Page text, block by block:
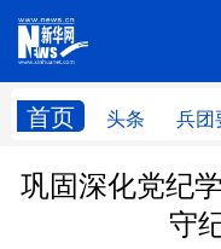
首页 头条 兵团
头条 兵团
巩固深化党纪
守